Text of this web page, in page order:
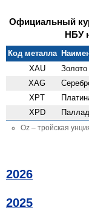
Официальный
НБУ
Код металла
XAU
Золото
XAG
XPT
XPD
Oz – тройская
2026
2025